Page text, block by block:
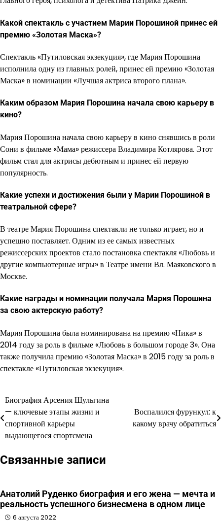
Какой спектакль с участием Марии Порошиной принес ей
премию «Золотая Маска»?
Спектакль «Путиловская экзекуция», где Мария Порошина
исполнила одну из главных ролей, принес ей премию «Золотая
Маска» в номинации «Лучшая актриса второго плана».
Каким образом Мария Порошина начала свою карьеру в
кино?
Мария Порошина начала свою карьеру в кино снявшись в роли
Сони в фильме «Мама» режиссера Владимира Котлярова. Этот
фильм стал для актрисы дебютным и принес ей первую
популярность.
Какие успехи и достижения были у Марии Порошиной в
театральной сфере?
В театре Мария Порошина спектакли не только играет, но и
успешно поставляет. Одним из ее самых известных
режиссерских проектов стало постановка спектакля «Любовь и
другие компьютерные игры» в Театре имени Вл. Маяковского в
Москве.
Какие награды и номинации получала Мария Порошина
за свою актерскую работу?
Мария Порошина была номинирована на премию «Ника» в
2014 году за роль в фильме «Любовь в большом городе 3». Она
также получила премию «Золотая Маска» в 2015 году за роль в
спектакле «Путиловская экзекуция».
Навигация
по
записям
Биография Арсения Шульгина
— ключевые этапы жизни и
спортивной карьеры
выдающегося спортсмена
Воспалился фурункул: к
какому врачу обратиться
Связанные записи
Анатолий Руденко биография и его жена — мечта и
реальность успешного бизнесмена в одном лице
6 августа 2022